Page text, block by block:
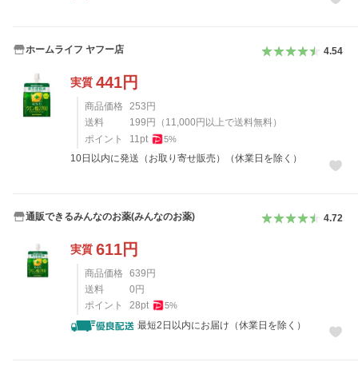
ホームライフ ヤフー店 4.54
実質 441円
商品価格 253 円
送料
199 円 （ 11,000 円以上で送料無料）
ポイント
11pt 5%
10日以内に発送（お取り寄せ販売）（休業日を除く）
通販できるみんなのお薬(みんなのお薬) 4.72
実質 611円
商品価格 639 円
送料
0 円
ポイント
28pt 5%
最短2日以内にお届け（休業日を除く）